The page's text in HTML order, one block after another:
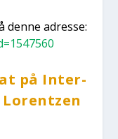
den­ne adres­se:
på Inter­